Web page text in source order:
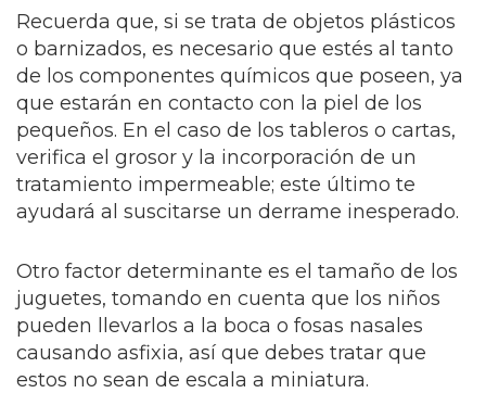
Recuerda que, si se trata de objetos plásticos
o barnizados, es necesario que estés al tanto
de los componentes químicos que poseen, ya
que estarán en contacto con la piel de los
pequeños. En el caso de los tableros o cartas,
verifica el grosor y la incorporación de un
tratamiento impermeable; este último te
ayudará al suscitarse un derrame inesperado.
Otro factor determinante es el tamaño de los
juguetes, tomando en cuenta que los niños
pueden llevarlos a la boca o fosas nasales
causando asfixia, así que debes tratar que
estos no sean de escala a miniatura.